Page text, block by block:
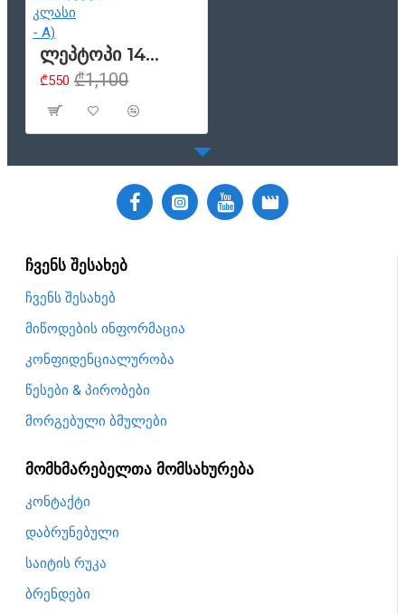
ლეპტოპი 14" Acer Travelmate P214-14, 1920x1080 Full HD, Intel Core i3 1115G4 (მე-11 თაობა), 8GB ოპერატიული მეხსიერება, 256GB SSD, HDMI, ვებკამერა, Windows 11 Pro (მეორადი პროდუქტი კლასი - A)
₾550 ₾1,100
ჩვენს შესახებ
ჩვენს შესახებ
მიწოდების ინფორმაცია
კონფიდენციალურობა
წესები & პირობები
მორგებული ბმულები
მომხმარებელთა მომსახურება
კონტაქტი
დაბრუნებული
საიტის რუკა
ბრენდები